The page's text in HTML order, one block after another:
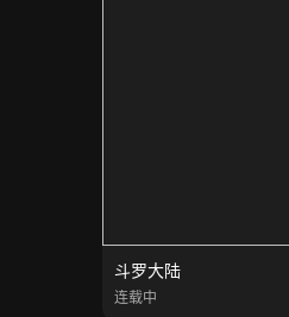
斗罗大陆
连载中